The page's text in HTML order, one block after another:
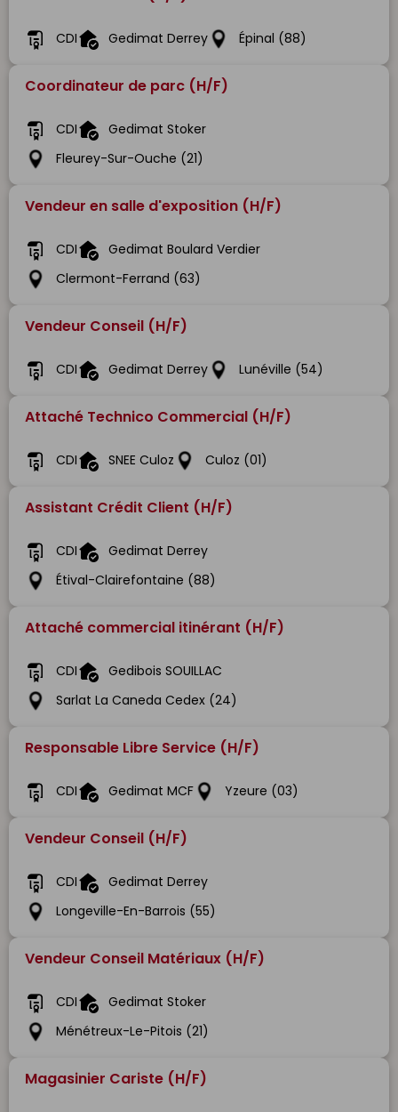
CDI Gedimat Derrey Épinal (88)
Coordinateur de parc (H/F)
CDI
Gedimat Stoker
Fleurey-Sur-Ouche (21)
Vendeur en salle d'exposition (H/F)
CDI
Gedimat Boulard Verdier
Clermont-Ferrand (63)
Vendeur Conseil (H/F)
CDI Gedimat Derrey Lunéville (54)
Attaché Technico Commercial (H/F)
CDI SNEE Culoz Culoz (01)
Assistant Crédit Client (H/F)
CDI
Gedimat Derrey
Étival-Clairefontaine (88)
Attaché commercial itinérant (H/F)
CDI
Gedibois SOUILLAC
Sarlat La Caneda Cedex (24)
Responsable Libre Service (H/F)
CDI Gedimat MCF Yzeure (03)
Vendeur Conseil (H/F)
CDI
Gedimat Derrey
Longeville-En-Barrois (55)
Vendeur Conseil Matériaux (H/F)
CDI
Gedimat Stoker
Ménétreux-Le-Pitois (21)
Magasinier Cariste (H/F)